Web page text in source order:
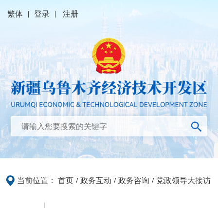
繁体 | 登录 | 注册
当前位置： 首页 /政务互动 /政务咨询 / 党政领导大接访